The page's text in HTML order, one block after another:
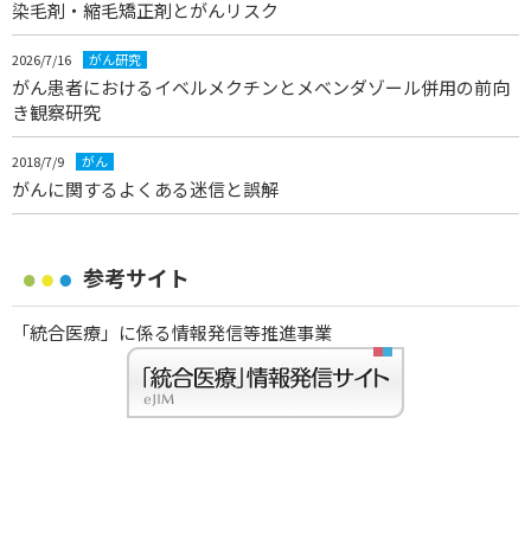
染毛剤・縮毛矯正剤とがんリスク
2026/7/16 がん研究
がん患者におけるイベルメクチンとメベンダゾール併用の前向
き観察研究
2018/7/9 がん
がんに関するよくある迷信と誤解
参考サイト
「統合医療」に係る情報発信等推進事業